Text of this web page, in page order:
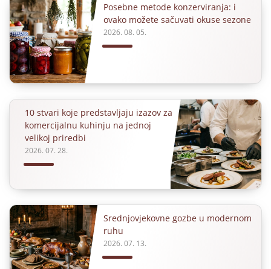
Posebne metode konzerviranja: i
ovako možete sačuvati okuse sezone
2026. 08. 05.
10 stvari koje predstavljaju izazov za
komercijalnu kuhinju na jednoj
velikoj priredbi
2026. 07. 28.
Srednjovjekovne gozbe u modernom
ruhu
2026. 07. 13.